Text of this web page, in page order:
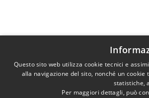
Questo sito web utilizza cookie tecnici e
alla navigazione del sito, nonché un
statistiche,
Per maggiori dettagli, può